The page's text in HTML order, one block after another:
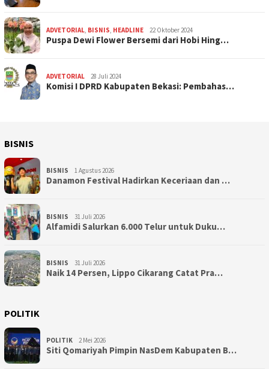
ADVETORIAL, BISNIS, HEADLINE 22 Oktober 2024
Puspa Dewi Flower Bersemi dari Hobi Hing…
ADVETORIAL 28 Juli 2024
Komisi I DPRD Kabupaten Bekasi: Pembahas…
BISNIS
BISNIS 1 Agustus 2026
Danamon Festival Hadirkan Keceriaan dan …
BISNIS 31 Juli 2026
Alfamidi Salurkan 6.000 Telur untuk Duku…
BISNIS 31 Juli 2026
Naik 14 Persen, Lippo Cikarang Catat Pra…
POLITIK
POLITIK 2 Mei 2026
Siti Qomariyah Pimpin NasDem Kabupaten B…